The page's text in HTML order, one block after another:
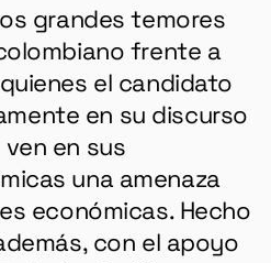
grandes temores
frente a
el candidato
en su discurso
en sus
una amenaza
económicas. Hecho
con el apoyo